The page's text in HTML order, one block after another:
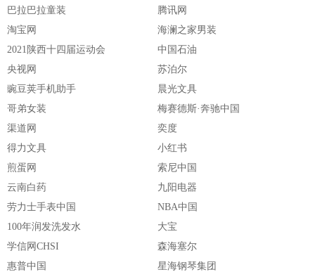
巴拉巴拉童装
腾讯网
淘宝网
海澜之家男装
2021陕西十四届运动会
中国石油
央视网
苏泊尔
豌豆荚手机助手
晨光文具
哥弟女装
梅赛德斯·奔驰中国
渠道网
奕度
得力文具
小红书
煎蛋网
索尼中国
云南白药
九阳电器
劳力士手表中国
NBA中国
100年润发洗发水
大宝
学信网CHSI
森海塞尔
惠普中国
星海钢琴集团